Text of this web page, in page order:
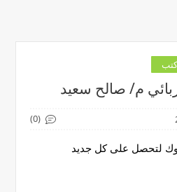
كتب
م/ صالح سعيد
(0)
لتحصل على كل جديد